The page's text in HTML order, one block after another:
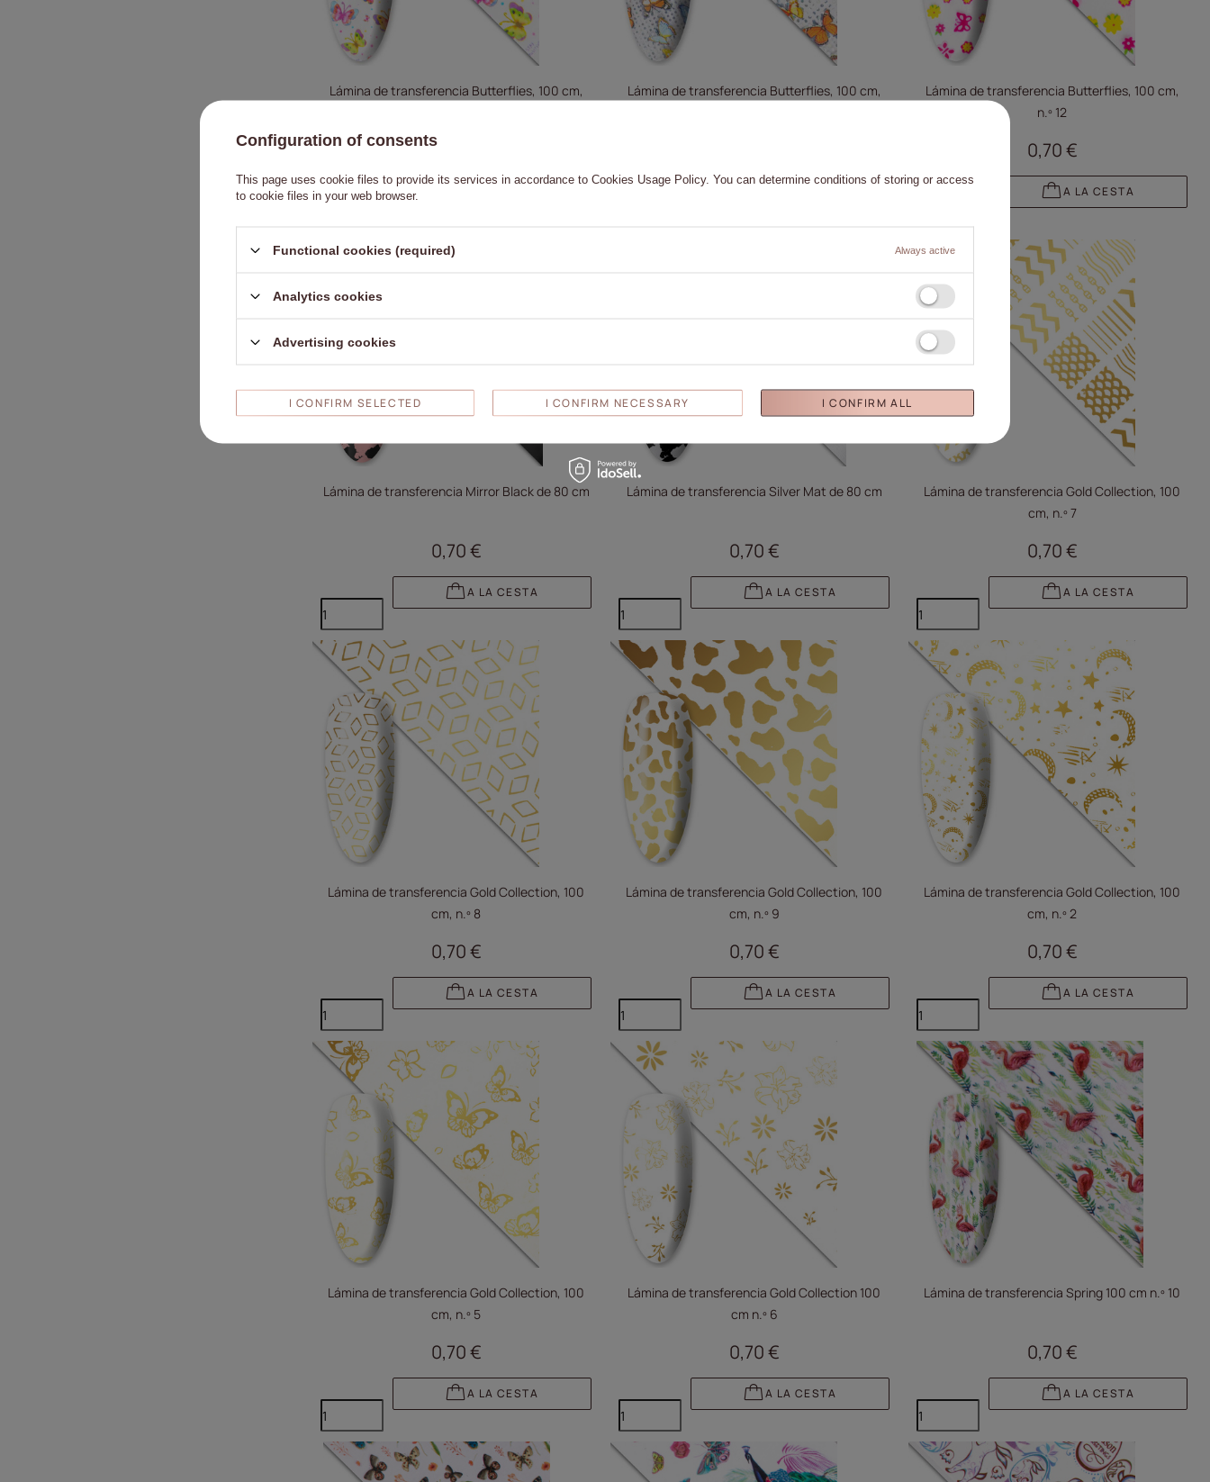
Lámina de transferencia Butterflies, 100 cm,
0,70 €
Lámina de transferencia Butterflies, 100 cm,
Lámina de transferencia Butterflies, 100 cm,
n.º 12
0,70 €
A LA CESTA
Lámina de transferencia Mirror Black de 80 cm
0,70 €
A LA CESTA
Lámina de transferencia Silver Mat de 80 cm
0,70 €
A LA CESTA
Lámina de transferencia Gold Collection, 100
cm, n.º 7
0,70 €
A LA CESTA
Lámina de transferencia Gold Collection, 100
cm, n.º 8
0,70 €
A LA CESTA
Lámina de transferencia Gold Collection, 100
cm, n.º 9
0,70 €
A LA CESTA
Lámina de transferencia Gold Collection, 100
cm, n.º 2
0,70 €
A LA CESTA
Lámina de transferencia Gold Collection, 100
cm, n.º 5
0,70 €
A LA CESTA
Lámina de transferencia Gold Collection 100
cm n.º 6
0,70 €
A LA CESTA
Lámina de transferencia Spring 100 cm n.º 10
0,70 €
A LA CESTA
Configuration of consents
This page uses cookie files to provide its services in accordance to Cookies Usage Policy. You can determine conditions of storing or access
to cookie files in your web browser.
Functional cookies (required) Always active
Analytics cookies
Advertising cookies
I CONFIRM SELECTED I CONFIRM NECESSARY I CONFIRM ALL